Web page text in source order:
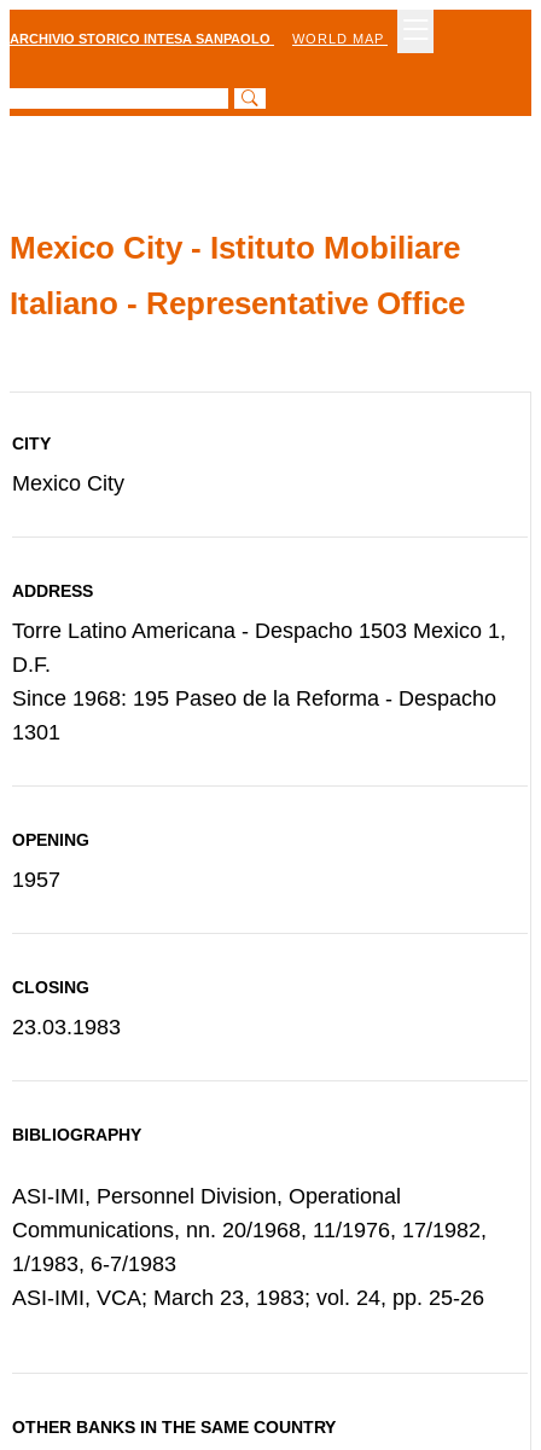
ARCHIVIO STORICO INTESA SANPAOLO WORLD MAP
Mexico City - Istituto Mobiliare
Italiano - Representative Office
CITY
Mexico City
ADDRESS
Torre Latino Americana - Despacho 1503 Mexico 1,
D.F.
Since 1968: 195 Paseo de la Reforma - Despacho
1301
OPENING
1957
CLOSING
23.03.1983
BIBLIOGRAPHY
ASI-IMI, Personnel Division, Operational
Communications, nn. 20/1968, 11/1976, 17/1982,
1/1983, 6-7/1983
ASI-IMI, VCA; March 23, 1983; vol. 24, pp. 25-26
OTHER BANKS IN THE SAME COUNTRY